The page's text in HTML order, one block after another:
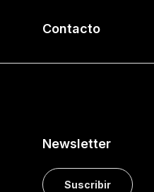
Contacto
Newsletter
Suscribir